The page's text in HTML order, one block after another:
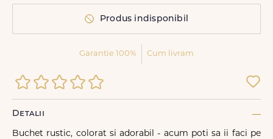
Produs indisponibil
Garantie 100% Cum livram
Detalii
Buchet rustic, colorat si adorabil - acum poti sa ii faci pe